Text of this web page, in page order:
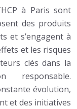
à Paris sont
des produits
et s’engagent à
et les risques
clés dans la
responsable.
évolution,
et des initiatives